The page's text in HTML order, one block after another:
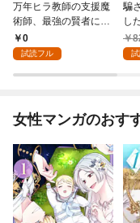
万年ヒラ教師の支援魔
術師、最強の賢者にな
る～不人気の支援魔術
師は給料泥棒だと魔術
が、出世した元教え子
らない件～ 第1話
0
試読フル
騙
し
巻
女性マンガのおす